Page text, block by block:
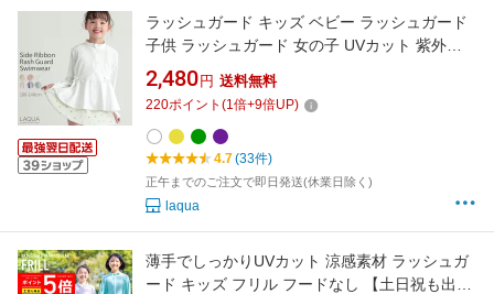
ラッシュガード キッズ ベビー ラッシュガード
子供 ラッシュガード 女の子 UVカット 紫外線
対策 フードなしラッシュガード 100 110 120
130 140 サイズ 送料無料 かわいい 女の子水着
子供水着 学校用 幼稚園 保育園 アースカラー
2,480 円 送料無料
220ポイント (1倍+9倍UP)
4.7(33件)
正午までのご注文で即日発送(休業日除く)
laqua
薄手でしっかりUVカット 涼感素材 ラッシュガ
ード キッズ フリル フードなし 【土日祝も出